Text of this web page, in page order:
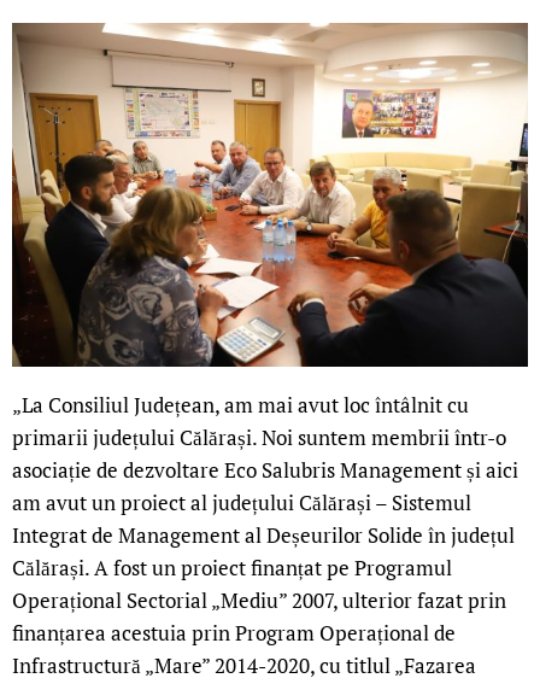
„La Consiliul Județean, am mai avut loc întâlnit cu
primarii județului Călărași. Noi suntem membrii într-o
asociație de dezvoltare Eco Salubris Management și aici
am avut un proiect al județului Călărași – Sistemul
Integrat de Management al Deșeurilor Solide în județul
Călărași. A fost un proiect finanțat pe Programul
Operațional Sectorial „Mediu” 2007, ulterior fazat prin
finanțarea acestuia prin Program Operațional de
Infrastructură „Mare” 2014-2020, cu titlul „Fazarea